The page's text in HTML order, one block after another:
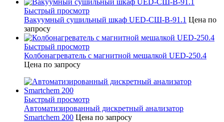
Быстрый просмотр
Вакуумный сушильный шкаф UED-СШ-В-91.1 Цена по
запросу
Быстрый просмотр
Колбонагреватель с магнитной мешалкой UED-250.4
Цена по запросу
Быстрый просмотр
Автоматизированный дискретный анализатор
Smartchem 200 Цена по запросу